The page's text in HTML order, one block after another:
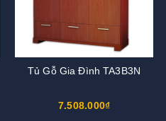
Tủ Gỗ Gia Đình TA3B3N
7.508.000₫